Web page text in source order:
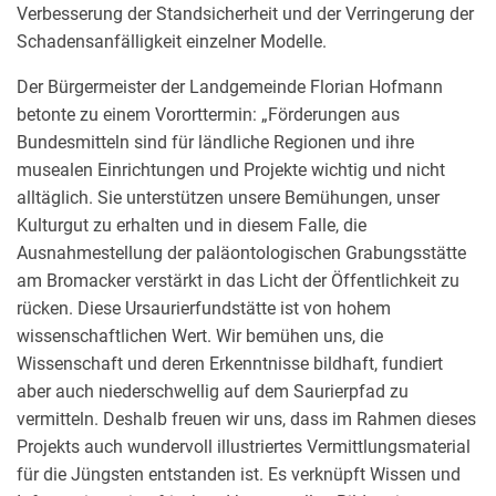
Verbesserung der Standsicherheit und der Verringerung der
Schadensanfälligkeit einzelner Modelle.
Der Bürgermeister der Landgemeinde Florian Hofmann
betonte zu einem Vororttermin: „Förderungen aus
Bundesmitteln sind für ländliche Regionen und ihre
musealen Einrichtungen und Projekte wichtig und nicht
alltäglich. Sie unterstützen unsere Bemühungen, unser
Kulturgut zu erhalten und in diesem Falle, die
Ausnahmestellung der paläontologischen Grabungsstätte
am Bromacker verstärkt in das Licht der Öffentlichkeit zu
rücken. Diese Ursaurierfundstätte ist von hohem
wissenschaftlichen Wert. Wir bemühen uns, die
Wissenschaft und deren Erkenntnisse bildhaft, fundiert
aber auch niederschwellig auf dem Saurierpfad zu
vermitteln. Deshalb freuen wir uns, dass im Rahmen dieses
Projekts auch wundervoll illustriertes Vermittlungsmaterial
für die Jüngsten entstanden ist. Es verknüpft Wissen und